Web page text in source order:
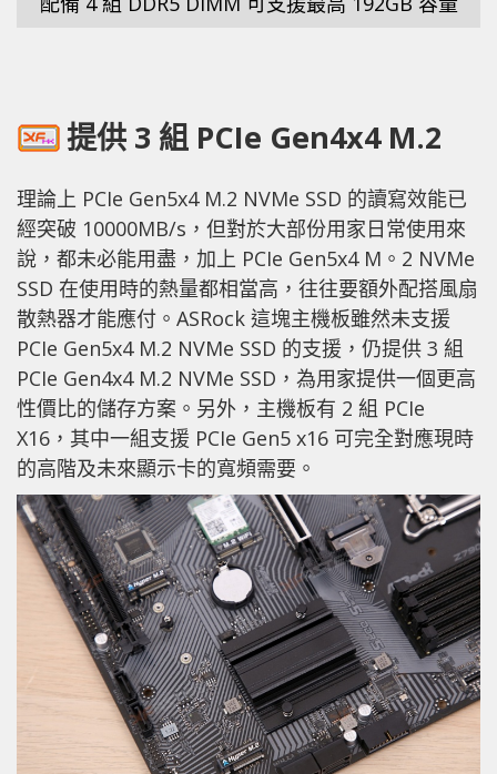
提供 3 組 PCIe Gen4x4 M.2
理論上 PCIe Gen5x4 M.2 NVMe SSD 的讀寫效能已
經突破 10000MB/s，但對於大部份用家日常使用來
說，都未必能用盡，加上 PCIe Gen5x4 M。2 NVMe
SSD 在使用時的熱量都相當高，往往要額外配搭風扇
散熱器才能應付。ASRock 這塊主機板雖然未支援
PCIe Gen5x4 M.2 NVMe SSD 的支援，仍提供 3 組
PCIe Gen4x4 M.2 NVMe SSD，為用家提供一個更高
性價比的儲存方案。另外，主機板有 2 組 PCIe
X16，其中一組支援 PCIe Gen5 x16 可完全對應現時
的高階及未來顯示卡的寬頻需要。